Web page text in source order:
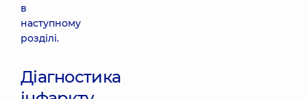
в
наступному
розділі.
Діагностика